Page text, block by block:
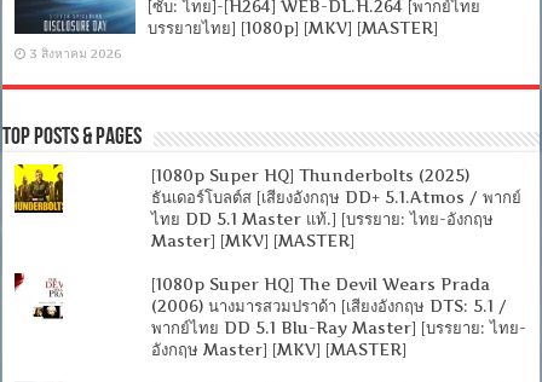
[ซับ: ไทย]-[H264] WEB-DL.H.264 [พากย์ไทย
บรรยายไทย] [1080p] [MKV] [MASTER]
3 สิงหาคม 2026
Top Posts & Pages
[1080p Super HQ] Thunderbolts (2025)
ธันเดอร์โบลต์ส [เสียงอังกฤษ DD+ 5.1.Atmos / พากย์
ไทย DD 5.1 Master แท้.] [บรรยาย: ไทย-อังกฤษ
Master] [MKV] [MASTER]
[1080p Super HQ] The Devil Wears Prada
(2006) นางมารสวมปราด้า [เสียงอังกฤษ DTS: 5.1 /
พากย์ไทย DD 5.1 Blu-Ray Master] [บรรยาย: ไทย-
อังกฤษ Master] [MKV] [MASTER]